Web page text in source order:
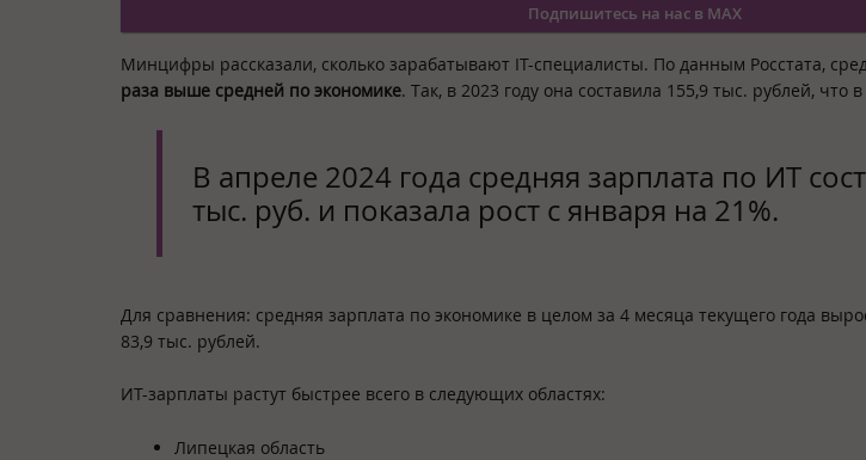
Подпишитесь на нас в MAX
Минцифры рассказали, сколько зарабатывают IT-специалисты. По данным Росстата,
раза выше средней по экономике. Так, в 2023 году она составила 155,9 тыс. рублей, что
В апреле 2024 года средняя зарплата по ИТ
тыс. руб. и показала рост с января на 21%.
Для сравнения: средняя зарплата по экономике в целом за 4 месяца текущего года
83,9 тыс. рублей.
ИТ-зарплаты растут быстрее всего в следующих областях:
Липецкая область